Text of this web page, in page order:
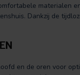
materialen
Dankzij de
en de oren voor